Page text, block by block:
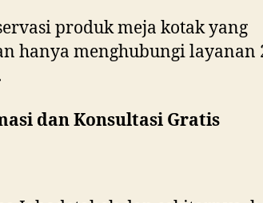
produk meja kotak yang
hanya menghubungi layanan
dan Konsultasi Gratis